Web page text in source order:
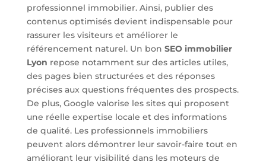
professionnel immobilier. Ainsi, publier des
contenus optimisés devient indispensable pour
rassurer les visiteurs et améliorer le
référencement naturel. Un bon SEO immobilier
Lyon repose notamment sur des articles utiles,
des pages bien structurées et des réponses
précises aux questions fréquentes des prospects.
De plus, Google valorise les sites qui proposent
une réelle expertise locale et des informations
de qualité. Les professionnels immobiliers
peuvent alors démontrer leur savoir-faire tout en
améliorant leur visibilité dans les moteurs de